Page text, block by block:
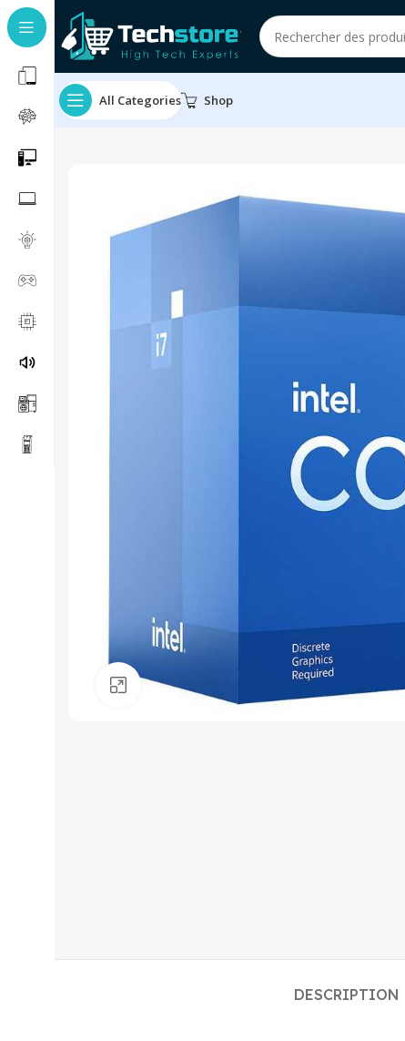
All Categories Shop
Click to enlarge
DESCRIPTION